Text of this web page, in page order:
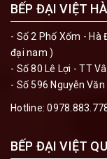
BẾP ĐẠI VIỆT
- Số 2 Phố Xốm - Hà
đại nam )
- Số 80 Lê Lợi - TT
- Số 596 Nguyễn
Hotline:
BẾP ĐẠI VIỆT